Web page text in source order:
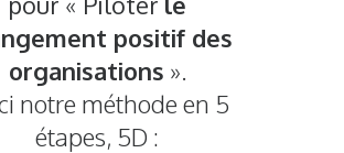
positif des
organisations ».
notre méthode en 5
étapes, 5D :